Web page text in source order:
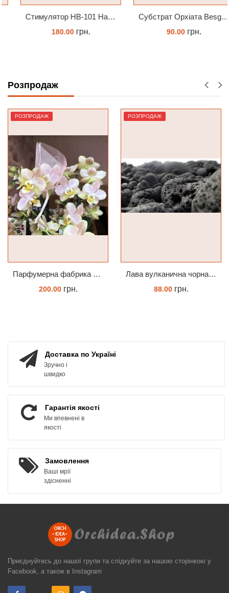
Стимулятор HB-101 Натуральний віталайзер 6 мл
180.00грн.
Субстрат Орхіата Besgrow Orchiata фракція 18-25мм
90.00грн.
Розпродаж
РОЗПРОДАЖ
Парфумерна фабрика Valkion 9102 1.7 (торфстакан) реанімашка
200.00грн.
РОЗПРОДАЖ
Лава вулканична чорна 10-25 мм 1 л
88.00грн.
Доставка по Україні
Зручно і
швидко
Гарантія якості
Ми впевнені в
якості
Замовлення
Ваші мрії
здісненні
Приєднуйтесь до нашої групи та слідкуйте за нашою сторінкою у
Facebook, а також в Instagram